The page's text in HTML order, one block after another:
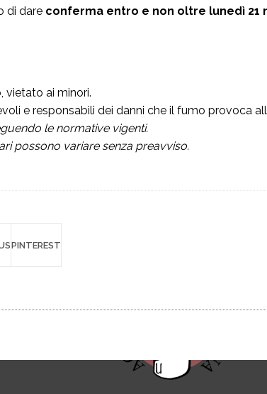
di dare conferma entro e non oltre lunedì 21
vietato ai minori.
e responsabili dei danni che il fumo provoca
le normative vigenti.
possono variare senza preavviso.
PINTEREST
Carlo & C.
/Privacy
Youtube